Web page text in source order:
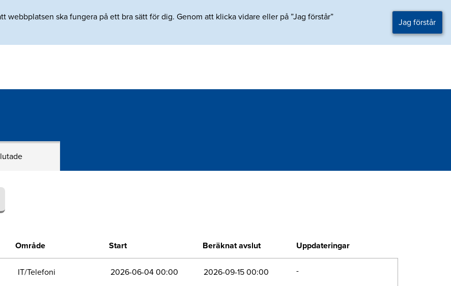
webbplatsen ska fungera på ett bra sätt för dig. Genom att klicka vidare eller på ”Jag förstår”
Jag förstår
Område Start Beräknat avslut Uppdateringar
IT/Telefoni 2026-06-04 00:00 2026-09-15 00:00 -